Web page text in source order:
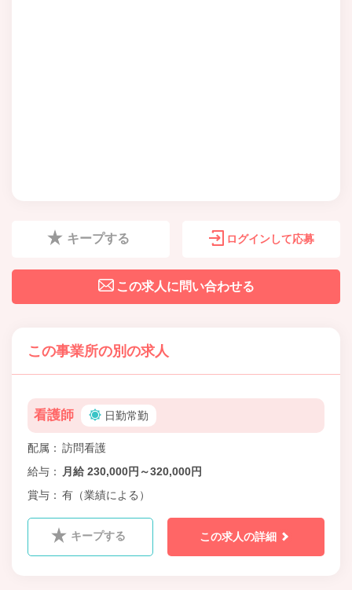
キープする ログインして応募
この求人に問い合わせる
この事業所の別の求人
看護師 日勤常勤
配属
訪問看護
給与
月給 230,000円～320,000円
賞与
有（業績による）
キープする この求人の詳細